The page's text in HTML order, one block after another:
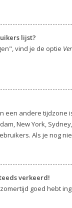
lijst?
vind je de optie
een andere
New York,
Als je nog
verkeerd!
goed hebt